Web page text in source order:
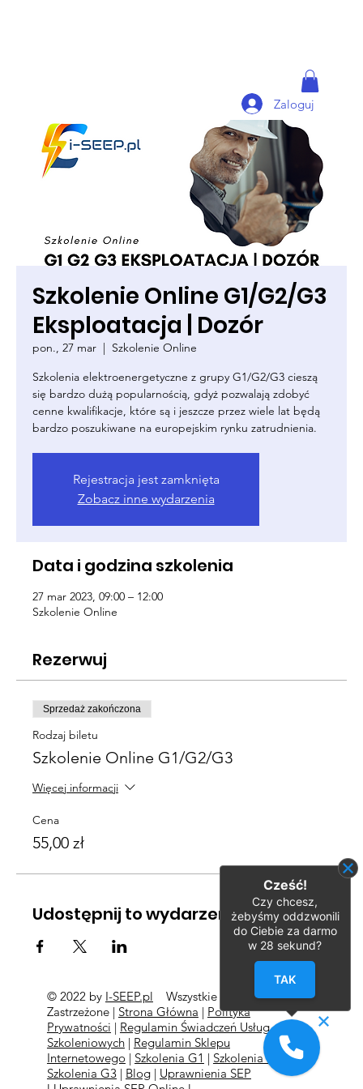
Zaloguj
Szkolenie Online G1/G2/G3
Eksploatacja | Dozór
pon., 27 mar
  |
Szkolenie Online
Szkolenia elektroenergetyczne z grupy G1/G2/G3 cieszą
się bardzo dużą popularnością, gdyż pozwalają zdobyć
cenne kwalifikacje, które są i jeszcze przez wiele lat będą
bardzo poszukiwane na europejskim rynku zatrudnienia.
Rejestracja jest zamknięta
Zobacz inne wydarzenia
Data i godzina szkolenia
27 mar 2023, 09:00 – 12:00
Szkolenie Online
Rezerwuj
Sprzedaż zakończona
Rodzaj biletu
Szkolenie Online G1/G2/G3
Więcej informacji
Cena
55,00 zł
Udostępnij to wydarzenie
© 2022 by I-SEEP.pl
Wszystkie Prawa
Zastrzeżone | Strona Główna | Polityka
Prywatności | Regulamin Świadczeń Usług
Szkoleniowych| Regulamin Sklepu
Internetowego | Szkolenia G1 | Szkolenia G2
l
Szkolenia G3 | Blog| Uprawnienia SEP
Cześć!
Czy chcesz,
żebyśmy oddzwonili
do Ciebie za darmo
w 28 sekund?
TAK